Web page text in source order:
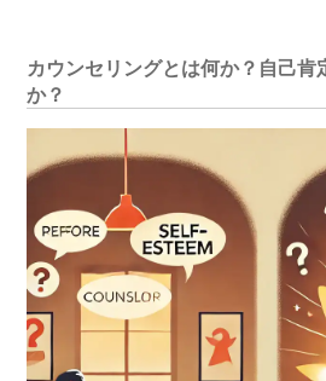
カウンセリングとは何か？自己肯
か？